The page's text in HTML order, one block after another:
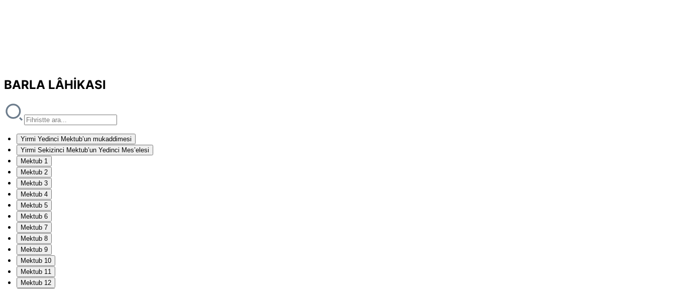
BARLA LÂHİKASI
Yirmi Yedinci Mektub’un mukaddimesi
Yirmi Sekizinci Mektub’un Yedinci Mes’elesi
Mektub 1
Mektub 2
Mektub 3
Mektub 4
Mektub 5
Mektub 6
Mektub 7
Mektub 8
Mektub 9
Mektub 10
Mektub 11
Mektub 12